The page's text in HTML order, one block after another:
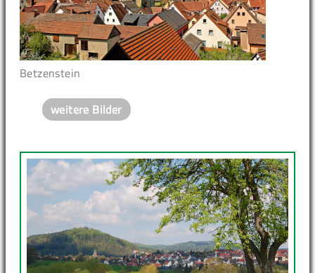
Betzenstein
weitere Bilder